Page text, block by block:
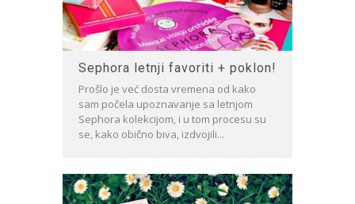
Sephora letnji favoriti + poklon!
Prošlo je već dosta vremena od kako
sam počela upoznavanje sa letnjom
Sephora kolekcijom, i u tom procesu su
se, kako obično biva, izdvojili...